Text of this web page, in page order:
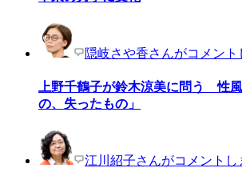
隠岐さや香さんがコメント
上野千鶴子が鈴木涼美に問う 性
の、失ったもの」
江川紹子さんがコメントし